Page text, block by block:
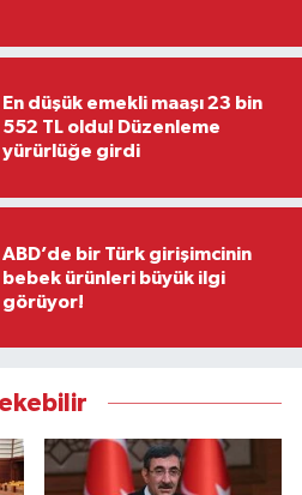
En düşük emekli maaşı 23 bin
552 TL oldu! Düzenleme
yürürlüğe girdi
ABD’de bir Türk girişimcinin
bebek ürünleri büyük ilgi
görüyor!